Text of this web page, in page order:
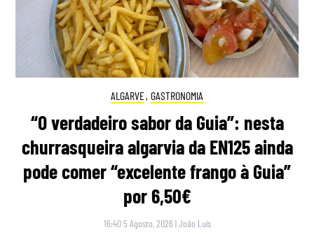
ALGARVE, GASTRONOMIA
“O verdadeiro sabor da Guia”: nesta
churrasqueira algarvia da EN125 ainda
pode comer “excelente frango à Guia”
por 6,50€
16:40 5 Agosto, 2026 |João Luís